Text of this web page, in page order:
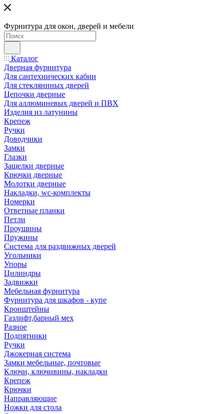
Фурнитура для окон, дверей и мебели
Каталог
Дверная фурнитура
Для сантехнических кабин
Для стекляннных дверей
Цепочки дверные
Для аллюминевых дверей и ПВХ
Изделия из латунины
Крепеж
Ручки
Доводчики
Замки
Глазки
Защелки дверные
Крючки дверные
Молотки дверные
Накладки, wc-комплекты
Номерки
Ответные планки
Петли
Проушины
Пружины
Система для раздвижных дверей
Угольники
Упоры
Цилиндры
Задвижки
Мебельная фурнитура
Фурнитура для шкафов - купе
Кронштейны
Газлифт,барный мех
Разное
Подпятники
Ручки
Джокерная система
Замки мебельные, почтовые
Ключи, ключивины, накладки
Крепеж
Крючки
Направляющие
Ножки для стола